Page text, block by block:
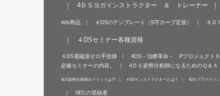
4ＤＳヨガインストラクター ＆ トレーナー
4ds商品 ４DSのテンプレート（S字カーブ定規） ４Ｄ
４DSセミナー各種資格
４DS電磁波ゼロ手技師
4DS－治療革命－ Pプロジェクト
必修セミナーの内容。
4ＤＳ姿勢分析師になるためのＱ＆Ａ
4DS姿勢分析師のメリットは?? ４DSインストラクターとは？ 4DS プラクティ
SECの登録者